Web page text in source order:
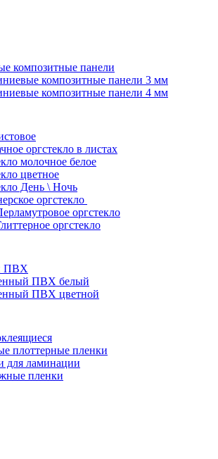
композитные панели
композитные панели 3 мм
композитные панели 4 мм
оргстекло в листах
молочное белое
цветное
День \ Ночь
оргстекло
оргстекло
оргстекло
ПВХ
ПВХ белый
ПВХ цветной
плоттерные пленки
для ламинации
пленки